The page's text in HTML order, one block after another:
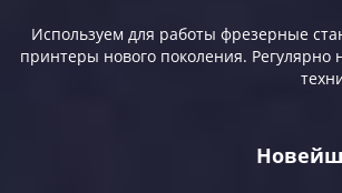
Используем для работы фрезерные
принтеры нового поколения.